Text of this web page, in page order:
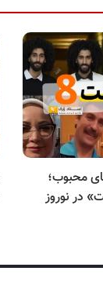
محبوب؛
در نوروز